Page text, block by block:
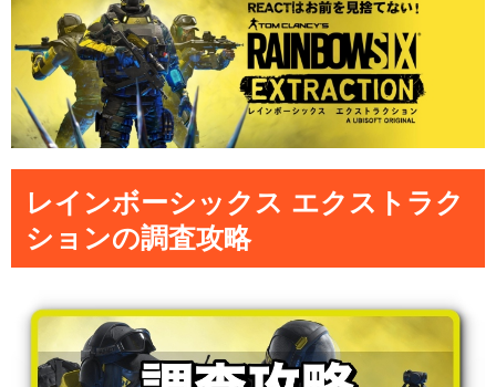
レインボーシックス エクストラク
ションの調査攻略